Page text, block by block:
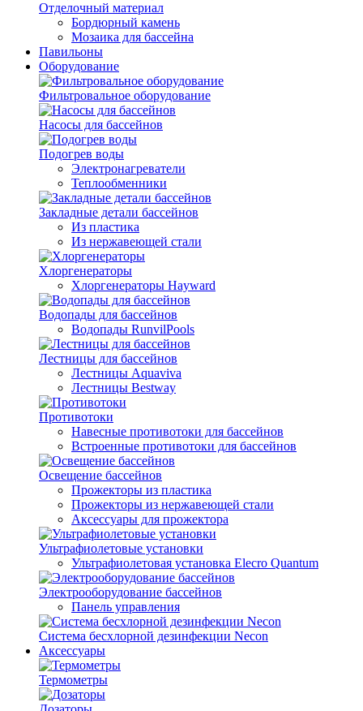
Отделочный материал
Бордюрный камень
Мозаика для бассейна
Павильоны
Оборудование
Фильтровальное оборудование
Насосы для бассейнов
Подогрев воды
Электронагреватели
Теплообменники
Закладные детали бассейнов
Из пластика
Из нержавеющей стали
Хлоргенераторы
Хлоргенераторы Hayward
Водопады для бассейнов
Водопады RunvilPools
Лестницы для бассейнов
Лестницы Aquaviva
Лестницы Bestway
Противотоки
Навесные противотоки для бассейнов
Встроенные противотоки для бассейнов
Освещение бассейнов
Прожекторы из пластика
Прожекторы из нержавеющей стали
Аксессуары для прожектора
Ультрафиолетовые установки
Ультрафиолетовая установка Elecro Quantum
Электрооборудование бассейнов
Панель управления
Система бесхлорной дезинфекции Necon
Аксессуары
Термометры